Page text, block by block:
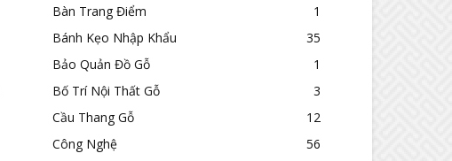
Bàn Trang Điểm
1
Bánh Kẹo Nhập Khẩu
35
Bảo Quản Đồ Gỗ
1
Bố Trí Nội Thất Gỗ
3
Cầu Thang Gỗ
12
Công Nghệ
56